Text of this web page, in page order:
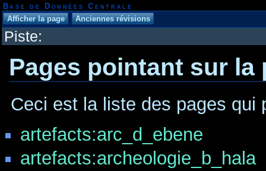
Base de Données Centrale
Piste:
Pages pointant sur
Ceci est la liste des pages qui
artefacts:arc_d_ebene
artefacts:archeologie_b_hala